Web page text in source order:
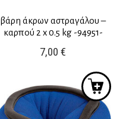
βάρη άκρων αστραγάλου –
καρπού 2 x 0.5 kg -94951-
7,00€